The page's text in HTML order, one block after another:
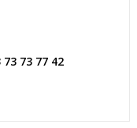
73 73 77 42